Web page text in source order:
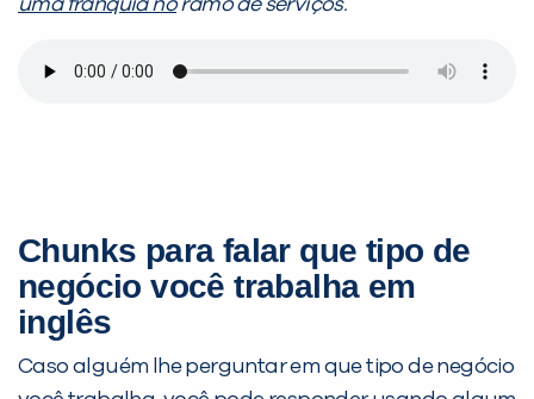
uma franquia noramo de serviços.
Chunks para falar que tipo de
negócio você trabalha em
inglês
Caso alguém lhe perguntar em que tipo de negócio